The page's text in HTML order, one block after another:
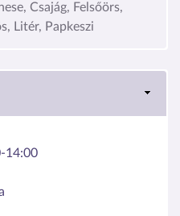
Csajág, Felsőörs,
Litér, Papkeszi
14:00